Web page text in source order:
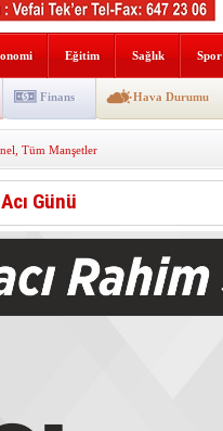
etti
istifa depremi yaşandı!
Eğitim Sağlık Spor
Finans Hava Durumu
Tüm Manşetler
Günü